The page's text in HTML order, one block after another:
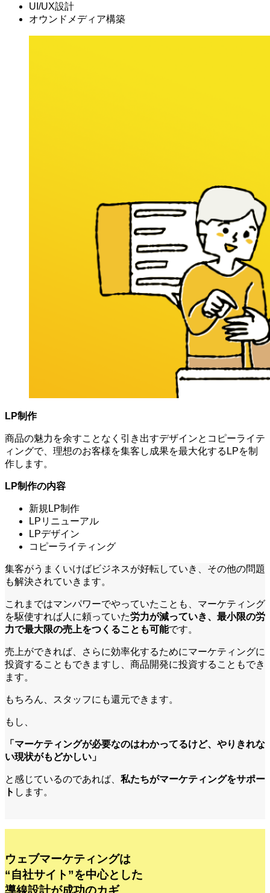
UI/UX設計
オウンドメディア構築
LP制作
商品の魅力を余すことなく引き出すデザインとコピーライテ
ィングで、理想のお客様を集客し成果を最大化するLPを制
作します。
LP制作の内容
新規LP制作
LPリニューアル
LPデザイン
コピーライティング
集客がうまくいけばビジネスが好転していき、その他の問題
も解決されていきます。
これまではマンパワーでやっていたことも、マーケティング
を駆使すれば人に頼っていた労力が減っていき、最小限の労
力で最大限の売上をつくることも可能です。
売上ができれば、さらに効率化するためにマーケティングに
投資することもできますし、商品開発に投資することもでき
ます。
もちろん、スタッフにも還元できます。
もし、
「マーケティングが必要なのはわかってるけど、やりきれな
い現状がもどかしい」
と感じているのであれば、 私たちがマーケティングをサポー
ト します。
ウェブマーケティングは
“自社サイト”を中心とした
導線設計が成功のカギ